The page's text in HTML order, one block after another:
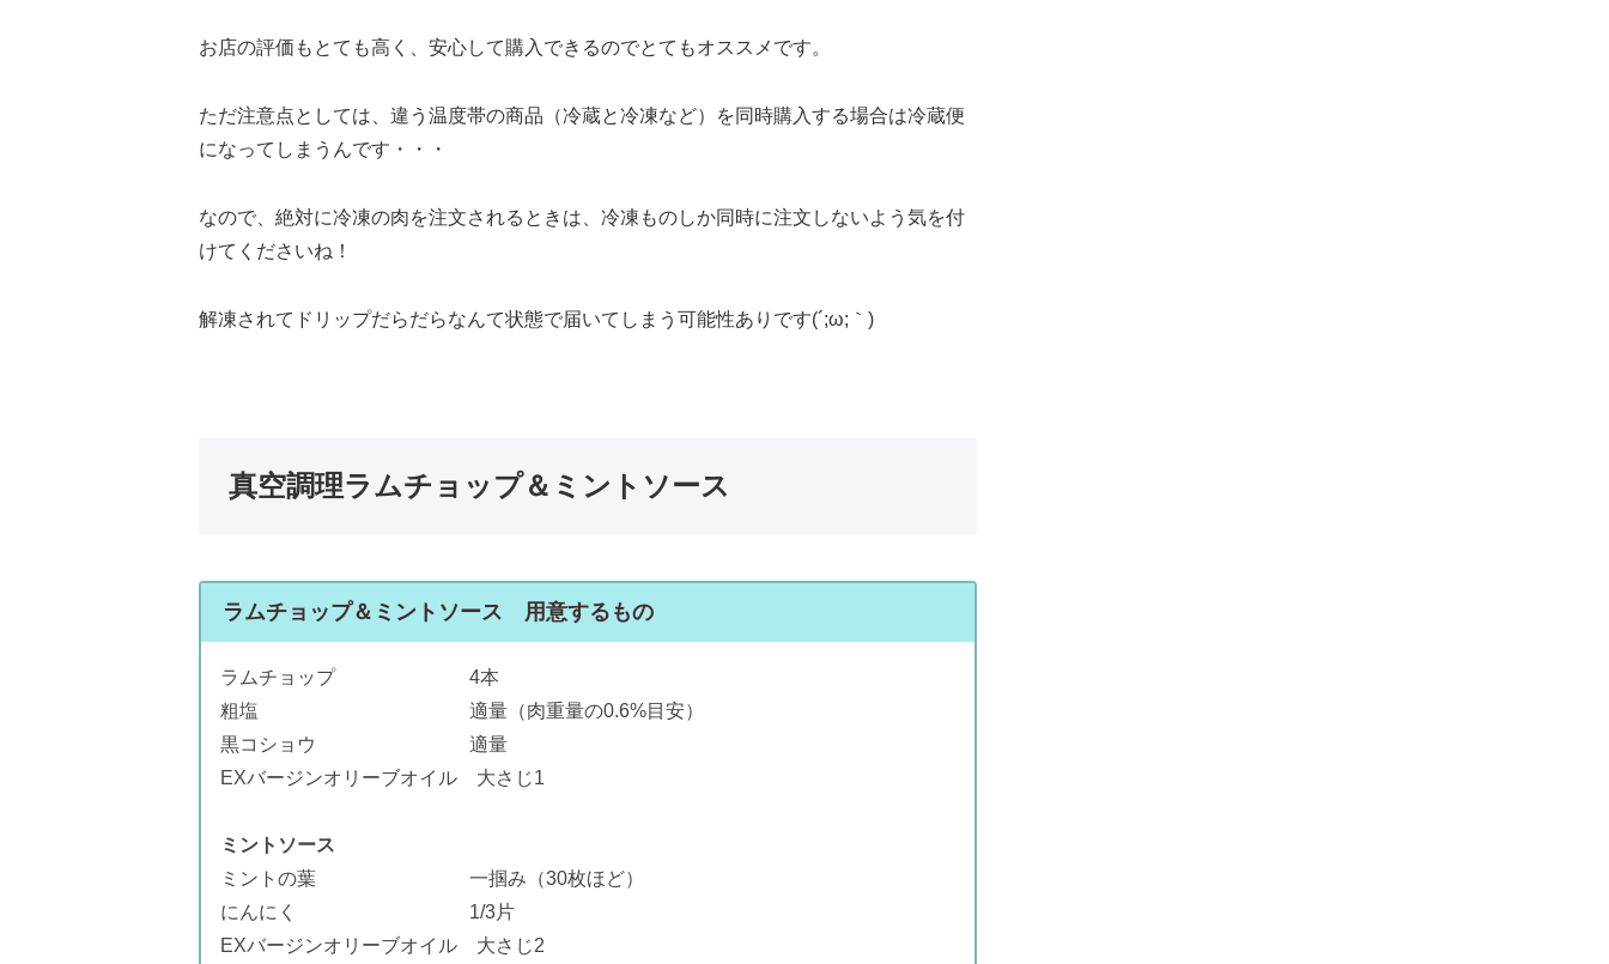
お店の評価もとても高く、安心して購入できるのでとてもオススメです。
ただ注意点としては、違う温度帯の商品（冷蔵と冷凍など）を同時購入する場合は冷蔵便
になってしまうんです・・・
なので、絶対に冷凍の肉を注文されるときは、冷凍ものしか同時に注文しないよう気を付
けてくださいね！
解凍されてドリップだらだらなんて状態で届いてしまう可能性ありです(´;ω;｀)
真空調理ラムチョップ＆ミントソース
ラムチョップ＆ミントソース 用意するもの
ラムチョップ 4本
粗塩 適量（肉重量の0.6%目安）
黒コショウ 適量
EXバージンオリーブオイル 大さじ1
ミントソース
ミントの葉 一掴み（30枚ほど）
にんにく 1/3片
EXバージンオリーブオイル 大さじ2